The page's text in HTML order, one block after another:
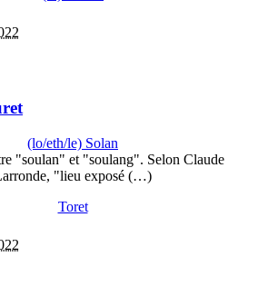
(lo/eth/le) Solan
"soulan" et "soulang". Selon Claude
"lieu exposé (…)
Toret